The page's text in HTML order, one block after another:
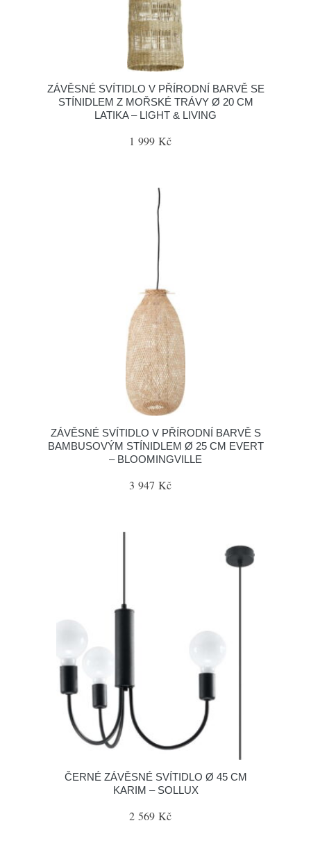
ZÁVĚSNÉ SVÍTIDLO V PŘÍRODNÍ BARVĚ SE
STÍNIDLEM Z MOŘSKÉ TRÁVY Ø 20 CM
LATIKA – LIGHT & LIVING
1 999 Kč
ZÁVĚSNÉ SVÍTIDLO V PŘÍRODNÍ BARVĚ S
BAMBUSOVÝM STÍNIDLEM Ø 25 CM EVERT
– BLOOMINGVILLE
3 947 Kč
ČERNÉ ZÁVĚSNÉ SVÍTIDLO Ø 45 CM
KARIM – SOLLUX
2 569 Kč